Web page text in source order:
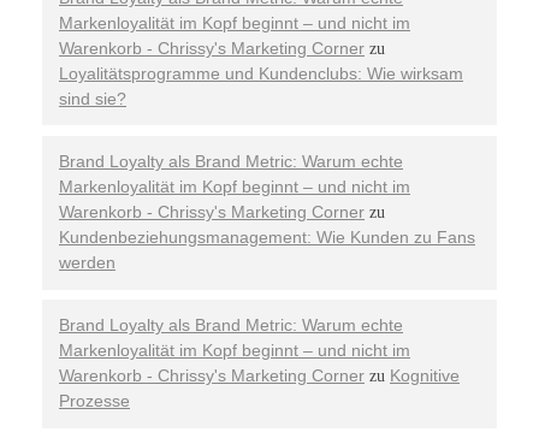
Markenloyalität im Kopf beginnt – und nicht im
Warenkorb - Chrissy's Marketing Corner zu
Loyalitätsprogramme und Kundenclubs: Wie wirksam
sind sie?
Brand Loyalty als Brand Metric: Warum echte
Markenloyalität im Kopf beginnt – und nicht im
Warenkorb - Chrissy's Marketing Corner zu
Kundenbeziehungsmanagement: Wie Kunden zu Fans
werden
Brand Loyalty als Brand Metric: Warum echte
Markenloyalität im Kopf beginnt – und nicht im
Warenkorb - Chrissy's Marketing Corner zu Kognitive
Prozesse